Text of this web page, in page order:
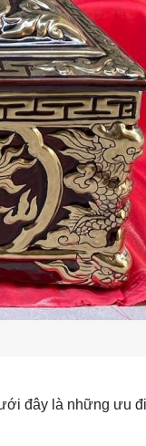
đây là những ưu